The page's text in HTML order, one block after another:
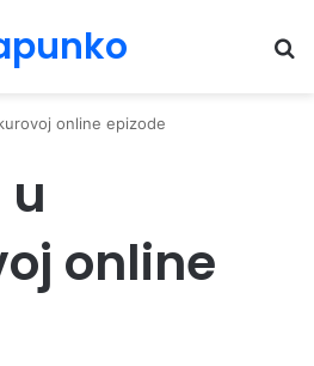
online epizode
online